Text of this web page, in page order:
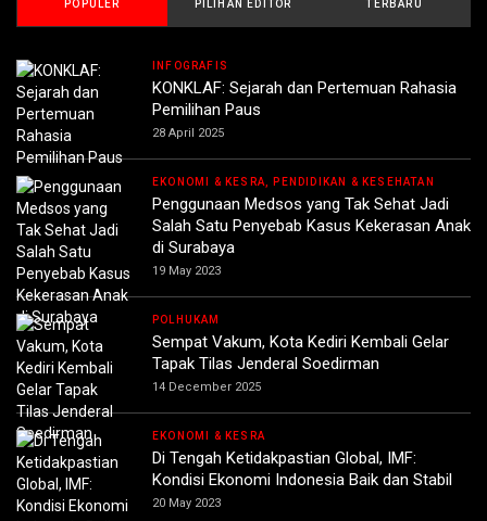
POPULER PILIHAN EDITOR TERBARU
INFOGRAFIS
KONKLAF: Sejarah dan Pertemuan Rahasia
Pemilihan Paus
28 April 2025
EKONOMI & KESRA, PENDIDIKAN & KESEHATAN
Penggunaan Medsos yang Tak Sehat Jadi
Salah Satu Penyebab Kasus Kekerasan Anak
di Surabaya
19 May 2023
POLHUKAM
Sempat Vakum, Kota Kediri Kembali Gelar
Tapak Tilas Jenderal Soedirman
14 December 2025
EKONOMI & KESRA
Di Tengah Ketidakpastian Global, IMF:
Kondisi Ekonomi Indonesia Baik dan Stabil
20 May 2023